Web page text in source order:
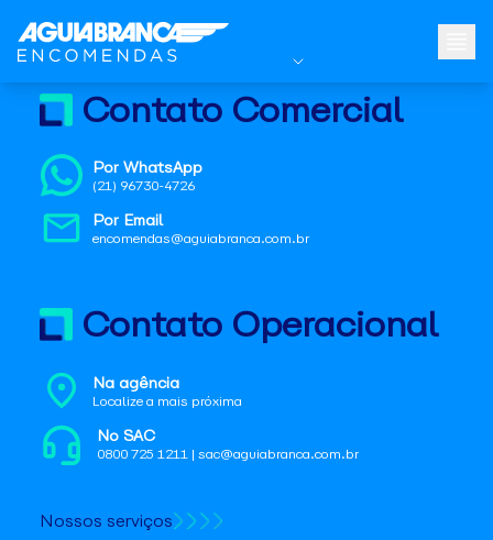
Contato Comercial
Por WhatsApp
(21) 96730-4726
Por Email
encomendas@aguiabranca.com.br
Contato Operacional
Na agência
Localize a mais próxima
No SAC
0800 725 1211 | sac@aguiabranca.com.br
Nossos serviços